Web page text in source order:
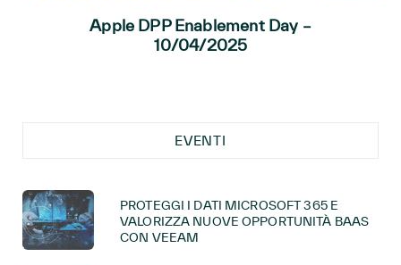
Apple DPP Enablement Day –
10/04/2025
EVENTI
PROTEGGI I DATI MICROSOFT 365 E
VALORIZZA NUOVE OPPORTUNITÀ BAAS
CON VEEAM